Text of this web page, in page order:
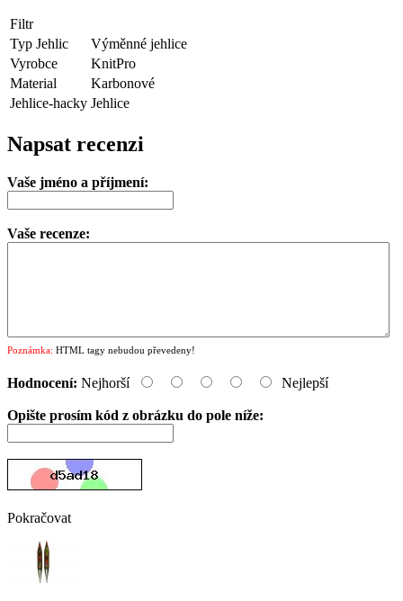
Filtr
Typ Jehlic
Výměnné jehlice
Vyrobce
KnitPro
Material
Karbonové
Jehlice-hacky Jehlice
Napsat recenzi
Vaše jméno a příjmení:
Vaše recenze:
Poznámka: HTML tagy nebudou převedeny!
Hodnocení: Nejhorší Nejlepší
Opište prosím kód z obrázku do pole níže:
Pokračovat